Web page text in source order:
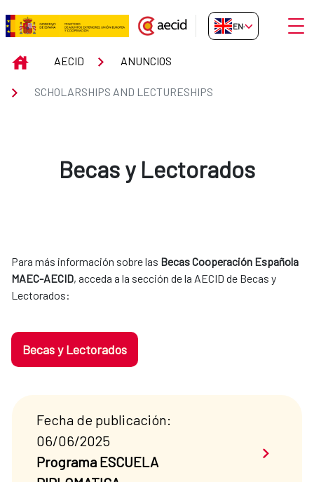
Skip to Main Content
Scholarships and Lectureships
EN-GB
INICIOAECID ANUNCIOS
SCHOLARSHIPS AND LECTURESHIPS
Becas y Lectorados
Para más información sobre las Becas Cooperación Española
MAEC-AECID, acceda a la sección de la AECID de Becas y
Lectorados:
Becas y Lectorados
Fecha de publicación:
06/06/2025
Programa ESCUELA
Saber